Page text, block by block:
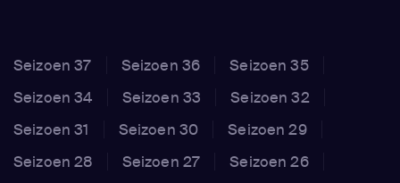
Seizoen 37 Seizoen 36
Seizoen 35
Seizoen 34
Seizoen 33
Seizoen 32
Seizoen 31
Seizoen 30
Seizoen 29
Seizoen 28
Seizoen 27
Seizoen 26